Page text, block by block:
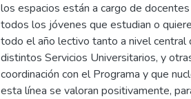
los espacios están a cargo de
todos los jóvenes que estudian o
todo el año lectivo tanto a nivel central
distintos Servicios Universitarios, y
coordinación con el Programa y que
esta línea se valoran positivamente,